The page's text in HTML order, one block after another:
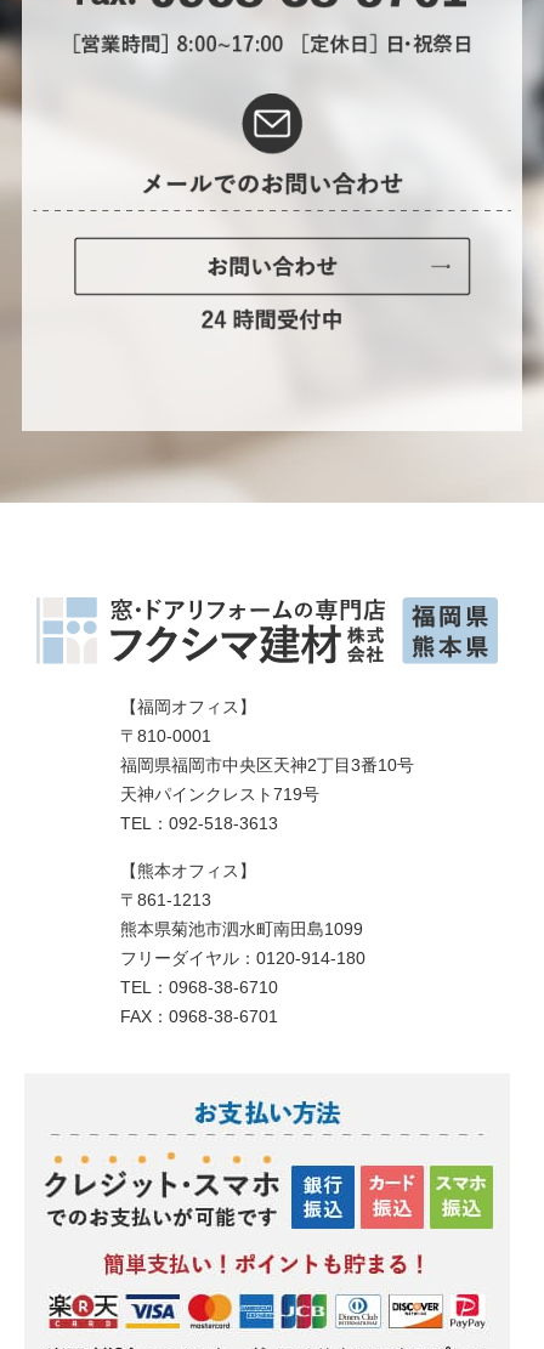
【福岡オフィス】
〒810-0001
福岡県福岡市中央区天神2丁目3番10号
天神パインクレスト719号
TEL：092-518-3613
【熊本オフィス】
〒861-1213
熊本県菊池市泗水町南田島1099
フリーダイヤル：0120-914-180
TEL：0968-38-6710
FAX：0968-38-6701